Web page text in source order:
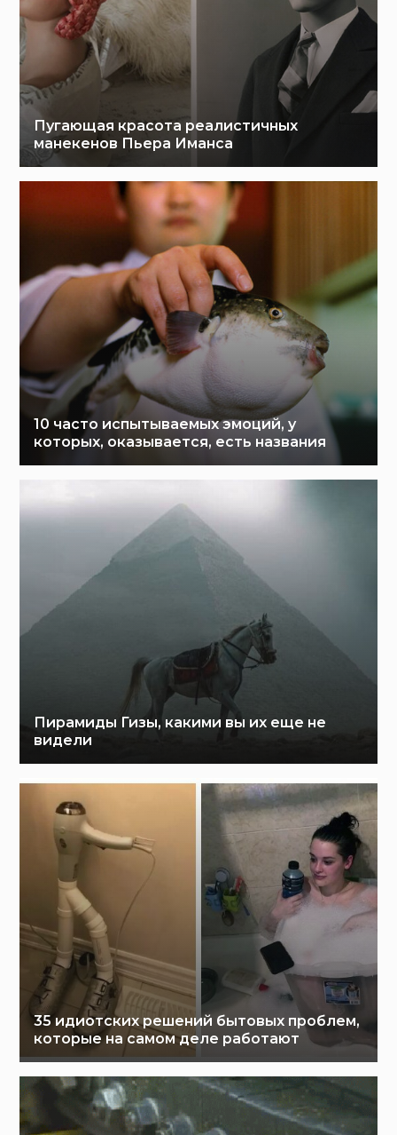
Пугающая красота реалистичных
манекенов Пьера Иманса
10 часто испытываемых эмоций, у
которых, оказывается, есть названия
Пирамиды Гизы, какими вы их еще не
видели
35 идиотских решений бытовых проблем,
которые на самом деле работают